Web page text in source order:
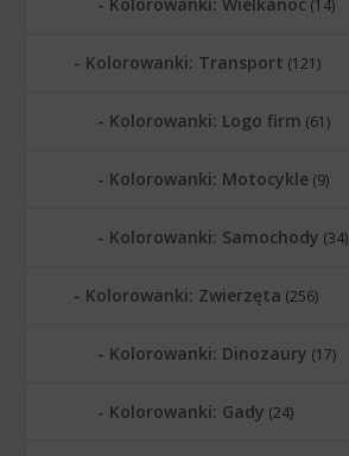
(14)
Kolorowanki: Transport (121)
Kolorowanki: Logo firm (61)
Kolorowanki: Motocykle (9)
Kolorowanki: Samochody (34)
Kolorowanki: Zwierzęta (256)
Kolorowanki: Dinozaury (17)
Kolorowanki: Gady (24)